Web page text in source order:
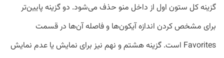
گزینه کل ستون اول از داخل منو حذف می‌شود. دو گزینه پایین‌تر
برای مشخص کردن اندازه آیکون‌ها و فاصله آن‌ها در قسمت
Favorites است. گزینه هشتم و نهم نیز برای نمایش یا عدم نمایش